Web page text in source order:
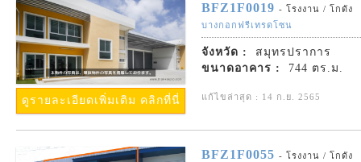
ดูรายละเอียดเพิ่มเติม คลิกที่นี่
BFZ1F0019 - โรงงาน / โกดัง
บางกอกฟรีเทรดโซน
จังหวัด :
สมุทรปราการ
ขนาดอาคาร :
744 ตร.ม.
แก้ไขล่าสุด : 14 ก.ย. 2565
BFZ1F0055 - โรงงาน / โกดัง